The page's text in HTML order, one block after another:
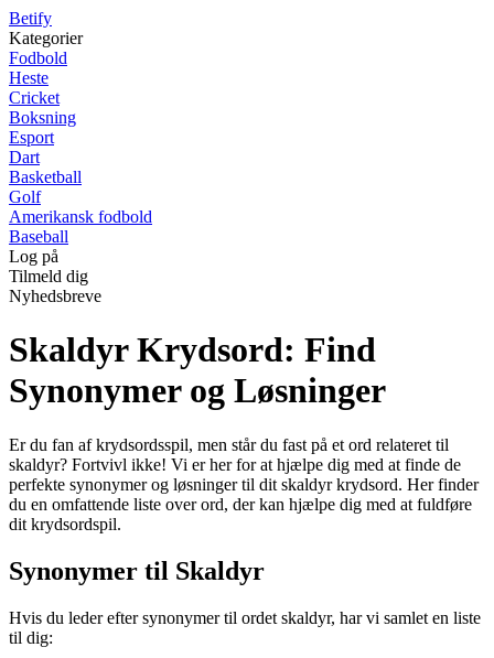
Betify
Kategorier
Fodbold
Heste
Cricket
Boksning
Esport
Dart
Basketball
Golf
Amerikansk fodbold
Baseball
Log på
Tilmeld dig
Nyhedsbreve
Skaldyr Krydsord: Find
Synonymer og Løsninger
Er du fan af krydsordsspil, men står du fast på et ord relateret til
skaldyr? Fortvivl ikke! Vi er her for at hjælpe dig med at finde de
perfekte synonymer og løsninger til dit skaldyr krydsord. Her finder
du en omfattende liste over ord, der kan hjælpe dig med at fuldføre
dit krydsordspil.
Synonymer til Skaldyr
Hvis du leder efter synonymer til ordet skaldyr, har vi samlet en liste
til dig: